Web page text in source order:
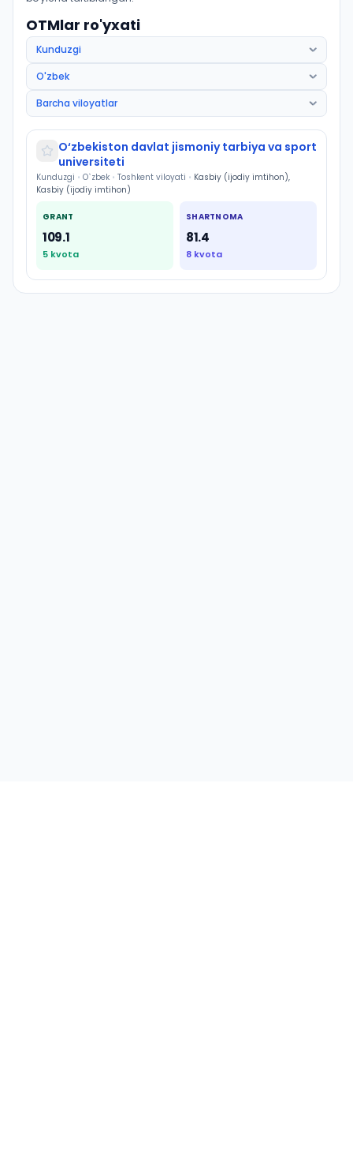
OTMlar ro'yxati
O‘zbekiston davlat jismoniy tarbiya va sport
universiteti
Kunduzgi • O`zbek • Toshkent viloyati • Kasbiy (ijodiy imtihon),
Kasbiy (ijodiy imtihon)
GRANT
109.1
5 kvota
SHARTNOMA
81.4
8 kvota